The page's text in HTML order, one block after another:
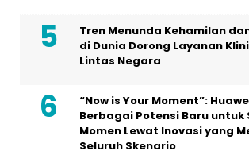
Tren Menunda Kehamilan
di Dunia Dorong Layanan
Lintas Negara
“Now is Your Moment”:
Berbagai Potensi Baru untuk
Momen Lewat Inovasi yang
Seluruh Skenario